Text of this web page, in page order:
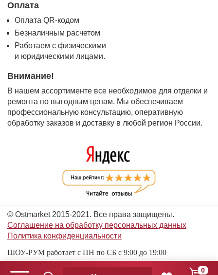
Оплата
Оплата QR-кодом
Безналичным расчетом
Работаем с физическими
и юридическими лицами.
Внимание!
В нашем ассортименте все необходимое для отделки и
ремонта по выгодным ценам. Мы обеспечиваем
профессиональную консультацию, оперативную
обработку заказов и доставку в любой регион России.
© Ostmarket 2015-2021. Все права защищены.
Соглашение на обработку персональных данных
Политика конфиденциальности
ШОУ-РУМ работает с ПН по СБ с 9:00 до 19:00
0